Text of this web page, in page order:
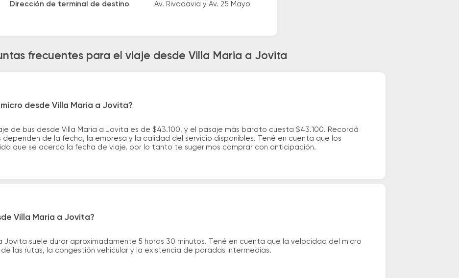
Dirección de terminal de destino Av. Rivadavia y Av. 25 Mayo
frecuentes para el viaje desde Villa Maria a Jovita
desde Villa Maria a Jovita?
de bus desde Villa Maria a Jovita es de $43.100, y el pasaje más barato cuesta $43.100. Recordá
dependen de la fecha, la empresa y la calidad del servicio disponibles. Tené en cuenta que los
que se acerca la fecha de viaje, por lo tanto te sugerimos comprar con anticipación.
Villa Maria a Jovita?
Jovita suele durar aproximadamente 5 horas 30 minutos. Tené en cuenta que la velocidad del micro
las rutas, la congestión vehicular y la existencia de paradas intermedias.